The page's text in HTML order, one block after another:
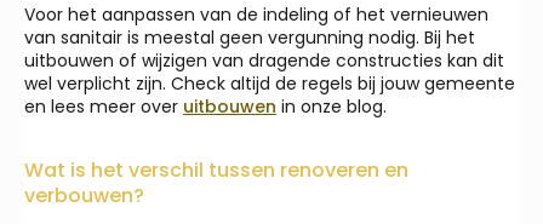
Voor het aanpassen van de indeling of het vernieuwen
van sanitair is meestal geen vergunning nodig. Bij het
uitbouwen of wijzigen van dragende constructies kan dit
wel verplicht zijn. Check altijd de regels bij jouw gemeente
en lees meer over uitbouwen in onze blog.
Wat is het verschil tussen renoveren en
verbouwen?